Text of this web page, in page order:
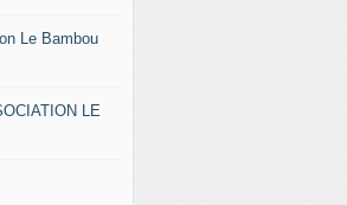
Le Bambou
LE